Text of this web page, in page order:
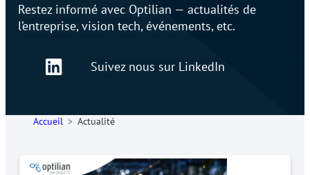
Restez informé avec Optilian — actualités de
l’entreprise, vision tech, événements, etc.
Suivez nous sur LinkedIn
Accueil Actualité